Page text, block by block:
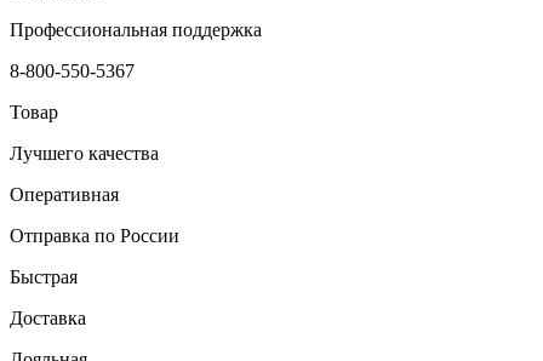
Профессиональная поддержка
8-800-550-5367
Товар
Лучшего качества
Оперативная
Отправка по России
Быстрая
Доставка